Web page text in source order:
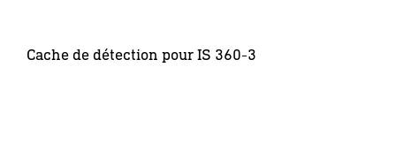
Cache de détection pour IS 360-3